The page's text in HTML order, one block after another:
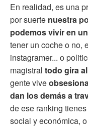
En realidad, es una
por suerte nuestra
podemos vivir en
tener un coche o no,
instagramer... o
magistral todo gira
gente vive
dan los demás a
de ese ranking
social y económica,